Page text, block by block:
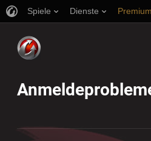
Spiele Dienste